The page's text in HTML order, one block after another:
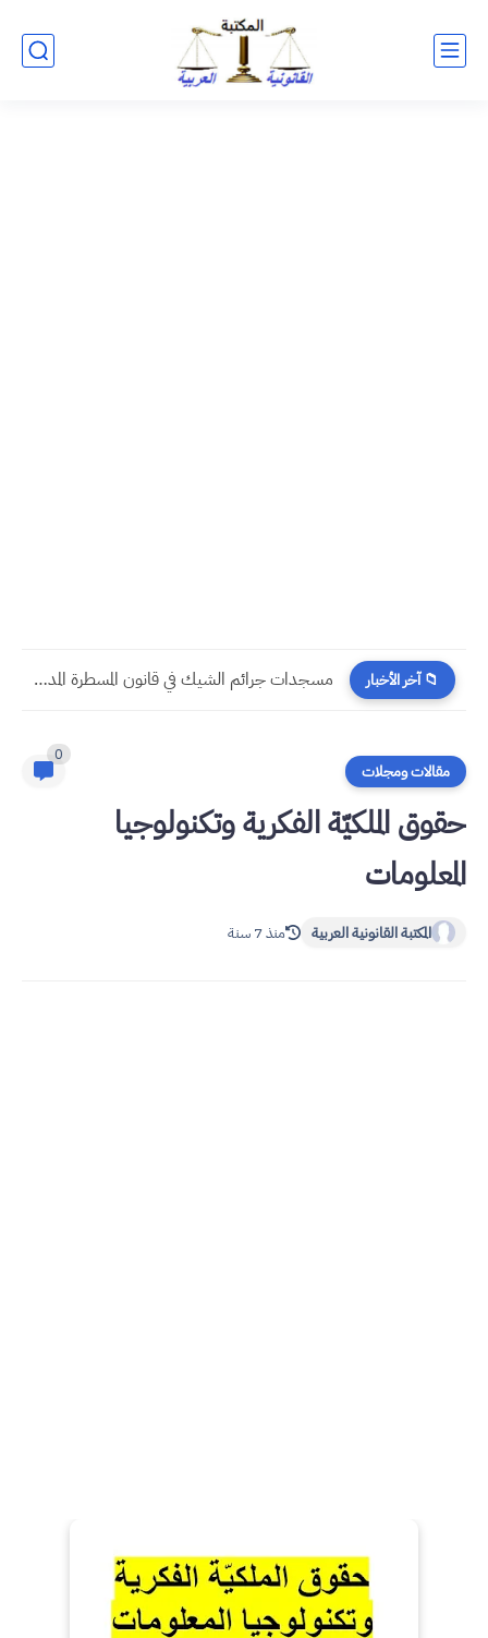
📁 آخر الأخبار مسجدات جرائم الشيك في قانون المسطرة المدنية الجديد
مقالات ومجلات
0
حقوق الملكيّة الفكرية وتكنولوجيا
المعلومات
المكتبة القانونية العربية منذ 7 سنة